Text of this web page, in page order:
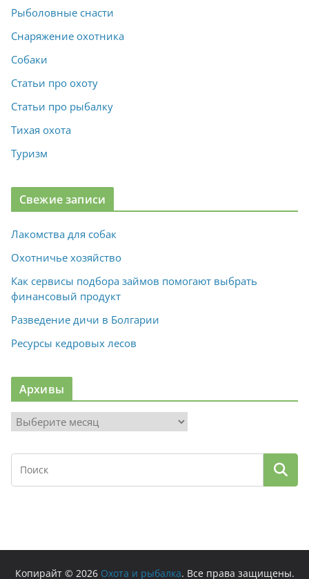
Рыболовные снасти
Снаряжение охотника
Собаки
Статьи про охоту
Статьи про рыбалку
Тихая охота
Туризм
Свежие записи
Лакомства для собак
Охотничье хозяйство
Как сервисы подбора займов помогают выбрать
финансовый продукт
Разведение дичи в Болгарии
Ресурсы кедровых лесов
Архивы
х
в
Копирайт © 2026 Охота и рыбалка. Все права защищены.